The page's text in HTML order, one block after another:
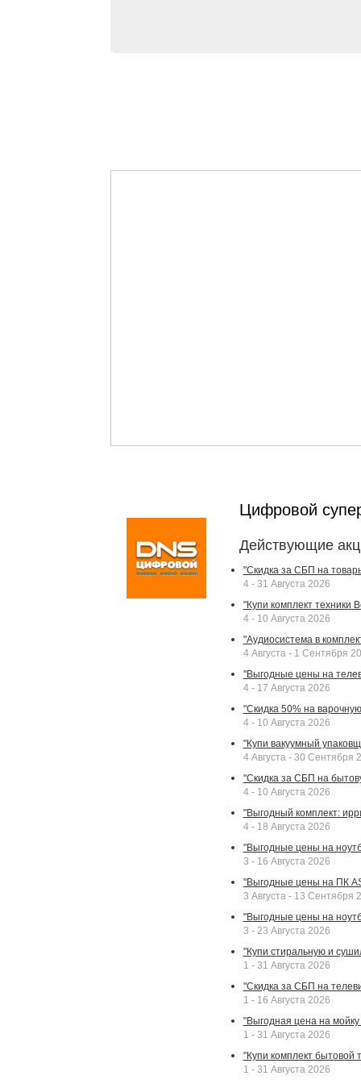
Цифровой
Действующие
"Скидка за СБП на
4 - 31 Августа 2026
"Купи комплект техники
4 - 10 Августа 2026
"Аудиосистема в
4 Августа - 1 Сентября
"Выгодные цены на
4 - 17 Августа 2026
"Скидка 50% на
4 - 10 Августа 2026
"Купи вакуумный
4 Августа - 30 Сентября
"Скидка за СБП на
4 - 10 Августа 2026
"Выгодный комплект:
4 - 18 Августа 2026
"Выгодные цены на
3 - 16 Августа 2026
"Выгодные цены на ПК
3 Августа - 13 Сентября
"Выгодные цены на
3 - 23 Августа 2026
"Купи стиральную и
1 - 31 Августа 2026
"Скидка за СБП на
1 - 16 Августа 2026
"Выгодная цена на
1 - 31 Августа 2026
"Купи комплект бытовой
1 - 31 Августа 2026